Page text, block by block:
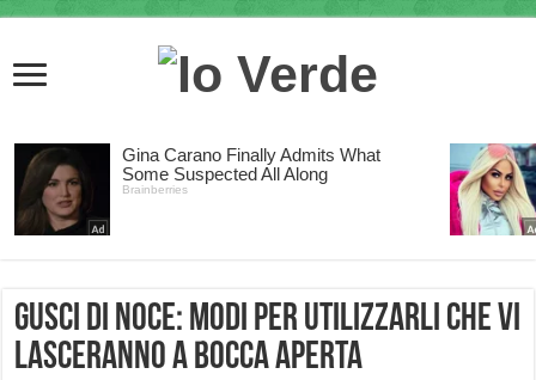
Gusci di noce: modi per utilizzarli che vi
lasceranno a bocca aperta